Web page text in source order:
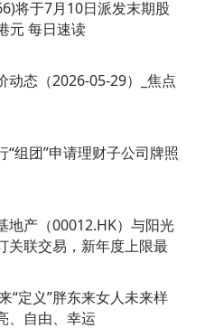
将于7月10日派发末期股
元 每日速读
动态（2026-05-29）_焦点
“组团”申请理财子公司牌照
地产（00012.HK）与阳光
关联交易，新年度上限最
“定义”胖东来女人未来样
、自由、幸运